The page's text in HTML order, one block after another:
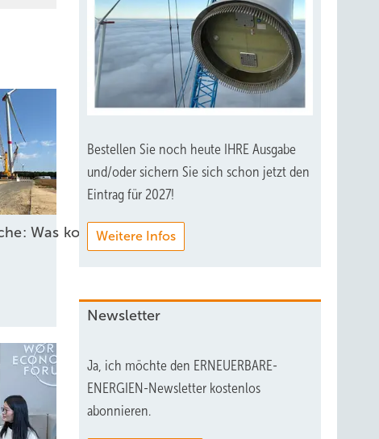
Was kommt 2026?
Bestellen Sie noch heute IHRE Ausgabe
und/oder sichern Sie sich schon jetzt den
Eintrag für 2027!
Weitere Infos
Newsletter
Ja, ich möchte den ERNEUERBARE-
ENERGIEN-Newsletter kostenlos
abonnieren.